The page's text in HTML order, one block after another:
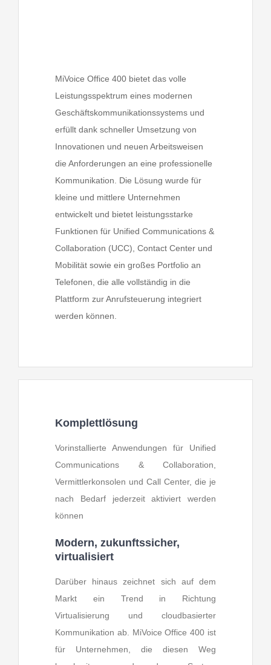
MiVoice Office 400 bietet das volle
Leistungsspektrum eines modernen
Geschäftskommunikationssystems und
erfüllt dank schneller Umsetzung von
Innovationen und neuen Arbeitsweisen
die Anforderungen an eine professionelle
Kommunikation. Die Lösung wurde für
kleine und mittlere Unternehmen
entwickelt und bietet leistungsstarke
Funktionen für Unified Communications &
Collaboration (UCC), Contact Center und
Mobilität sowie ein großes Portfolio an
Telefonen, die alle vollständig in die
Plattform zur Anrufsteuerung integriert
werden können.
Komplettlösung
Vorinstallierte Anwendungen für Unified
Communications & Collaboration,
Vermittlerkonsolen und Call Center, die je
nach Bedarf jederzeit aktiviert werden
können
Modern, zukunftssicher,
virtualisiert
Darüber hinaus zeichnet sich auf dem
Markt ein Trend in Richtung
Virtualisierung und cloudbasierter
Kommunikation ab. MiVoice Office 400 ist
für Unternehmen, die diesen Weg